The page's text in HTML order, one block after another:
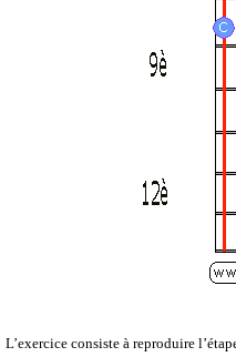
L’exercice consiste à reproduire